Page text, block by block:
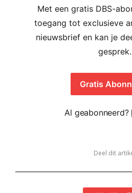
Met een gratis DBS-
toegang tot exclusieve
nieuwsbrief en kan je
gesprek.
Gratis
Al geabonneerd?
Deel dit